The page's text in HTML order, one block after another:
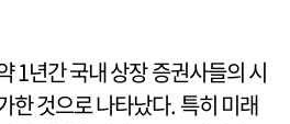
1년간 국내 상장 증권사들의 시
한 것으로 나타났다. 특히 미래